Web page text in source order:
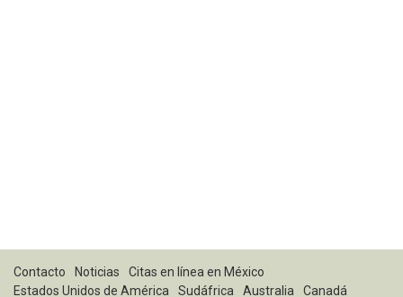
Contacto Noticias
Citas en línea en México
Estados Unidos de América
Sudáfrica Australia Canadá